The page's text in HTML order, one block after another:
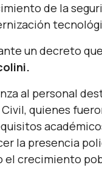
de la
un decreto
al personal
quienes
la presencia
el crecimiento